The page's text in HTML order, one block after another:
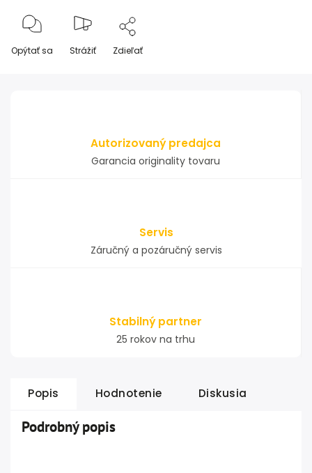
Opýtať sa Strážiť Zdieľať
Autorizovaný predajca
Garancia originality tovaru
Servis
Záručný a pozáručný servis
Stabilný partner
25 rokov na trhu
Popis Hodnotenie Diskusia
Podrobný popis